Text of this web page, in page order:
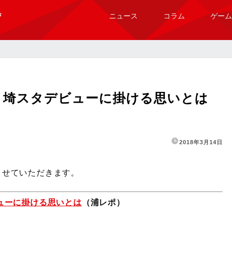
ニュース コラム ゲーム
スタデビューに掛ける思いとは
2018年3月14日
ていただきます。
ーに掛ける思いとは （浦レポ）